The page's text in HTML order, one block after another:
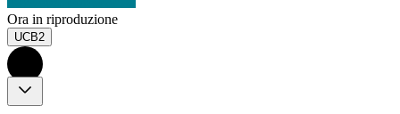
Ora in riproduzione
UCB2